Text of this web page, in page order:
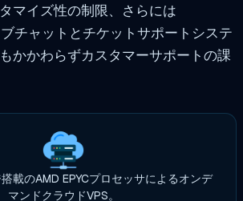
マイズ性の制限、さらには
チャットとチケットサポートシステ
かかわらずカスタマーサポートの課
載のAMD EPYCプロセッサによるオンデ
マンドクラウドVPS。